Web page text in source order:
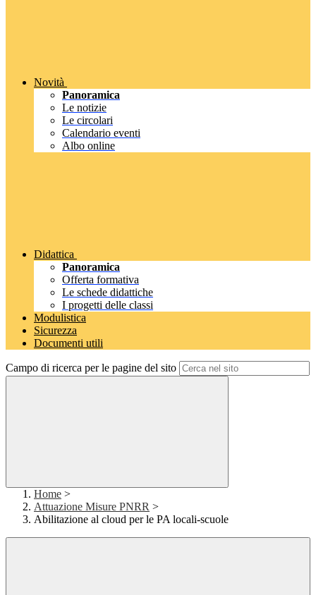
Novità
Panoramica
Le notizie
Le circolari
Calendario eventi
Albo online
Didattica
Panoramica
Offerta formativa
Le schede didattiche
I progetti delle classi
Modulistica
Sicurezza
Documenti utili
Campo di ricerca per le pagine del sito
Home >
Attuazione Misure PNRR >
Abilitazione al cloud per le PA locali-scuole